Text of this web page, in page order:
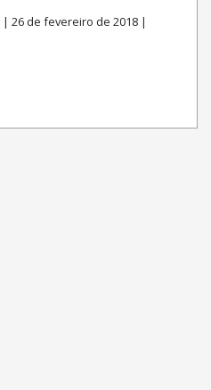
| 26 de fevereiro de 2018 |